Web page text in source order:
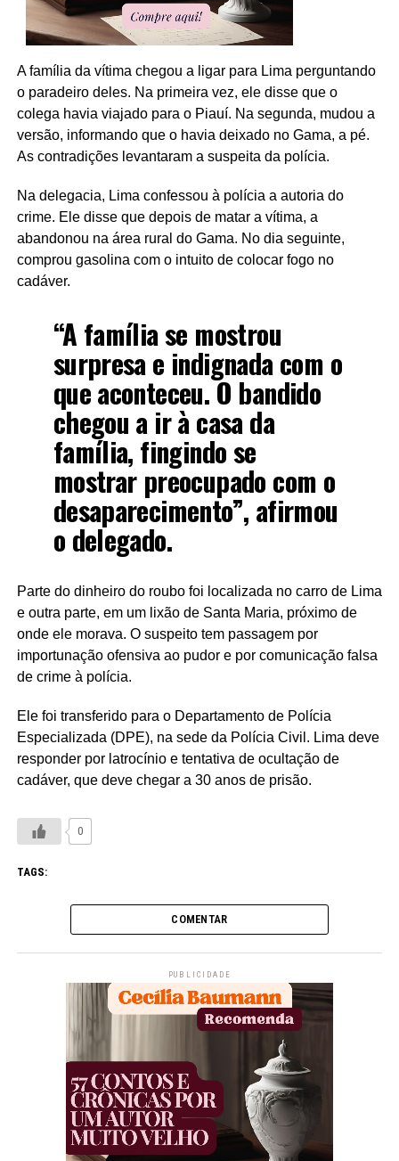
A família da vítima chegou a ligar para Lima perguntando
o paradeiro deles. Na primeira vez, ele disse que o
colega havia viajado para o Piauí. Na segunda, mudou a
versão, informando que o havia deixado no Gama, a pé.
As contradições levantaram a suspeita da polícia.
Na delegacia, Lima confessou à polícia a autoria do
crime. Ele disse que depois de matar a vítima, a
abandonou na área rural do Gama. No dia seguinte,
comprou gasolina com o intuito de colocar fogo no
cadáver.
“A família se mostrou
surpresa e indignada com o
que aconteceu. O bandido
chegou a ir à casa da
família, fingindo se
mostrar preocupado com o
desaparecimento”, afirmou
o delegado.
Parte do dinheiro do roubo foi localizada no carro de Lima
e outra parte, em um lixão de Santa Maria, próximo de
onde ele morava. O suspeito tem passagem por
importunação ofensiva ao pudor e por comunicação falsa
de crime à polícia.
Ele foi transferido para o Departamento de Polícia
Especializada (DPE), na sede da Polícia Civil. Lima deve
responder por latrocínio e tentativa de ocultação de
cadáver, que deve chegar a 30 anos de prisão.
0
TAGS:
COMENTAR
PUBLICIDADE